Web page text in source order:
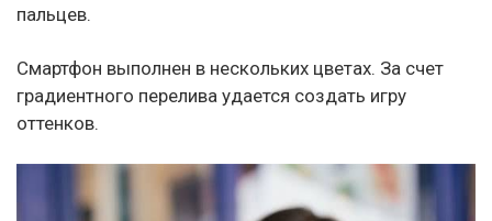
пальцев.
Смартфон выполнен в нескольких цветах. За счет
градиентного перелива удается создать игру
оттенков.